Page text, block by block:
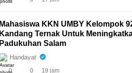
Mahasiswa KKN UMBY Kelompok
Kandang Ternak Untuk
Padukuhan Salam
Handayat
0 0 19 jam